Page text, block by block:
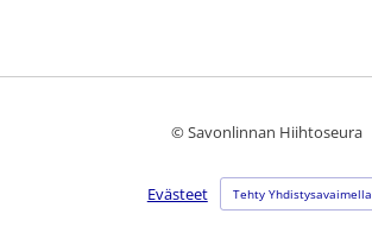
©Savonlinnan Hiihtoseura
Evästeet Tehty Yhdistysavaimella